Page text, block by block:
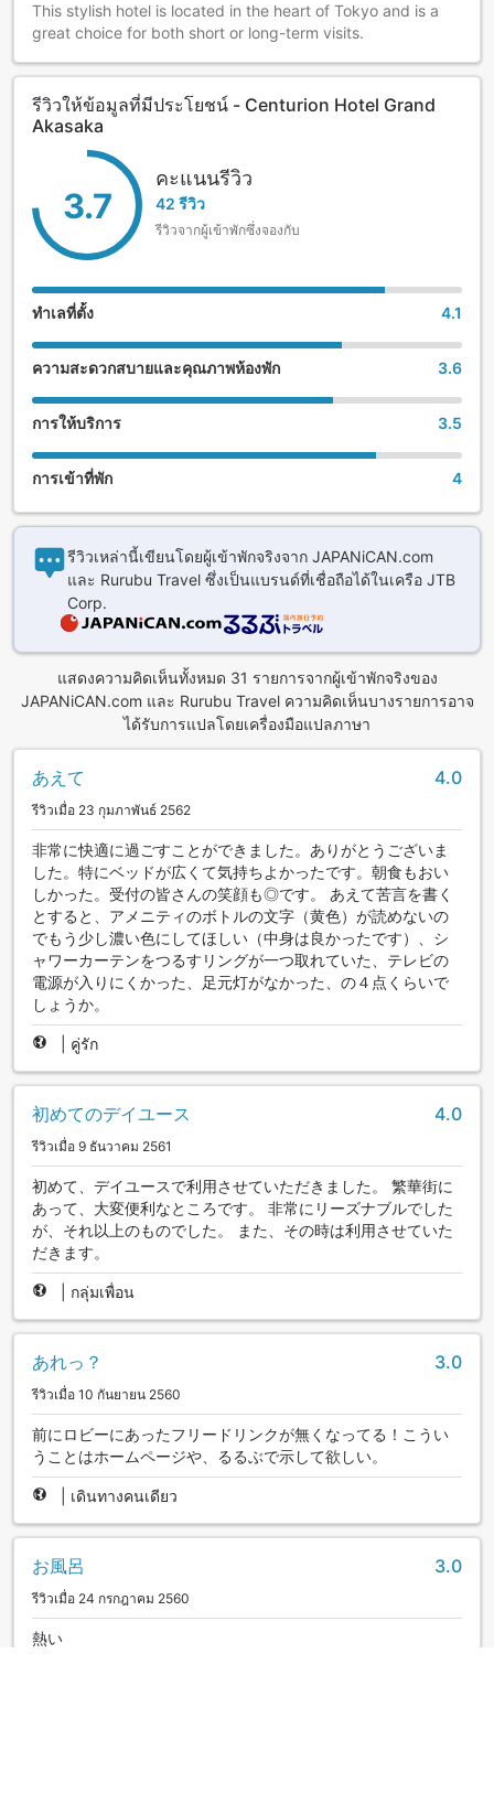
This stylish hotel is located in the heart of Tokyo and is a
great choice for both short or long-term visits.
รีวิวให้ข้อมูลที่มีประโยชน์ - Centurion Hotel Grand
Akasaka
3.7
คะแนนรีวิว
42 รีวิว
รีวิวจากผู้เข้าพักซึ่งจองกับ
ทำเลที่ตั้ง 4.1
ความสะดวกสบายและคุณภาพห้องพัก 3.6
การให้บริการ 3.5
การเข้าที่พัก 4
รีวิวเหล่านี้เขียนโดยผู้เข้าพักจริงจาก JAPANiCAN.com
และ Rurubu Travel ซึ่งเป็นแบรนด์ที่เชื่อถือได้ในเครือ JTB
Corp.
แสดงความคิดเห็นทั้งหมด 31 รายการจากผู้เข้าพักจริงของ
JAPANiCAN.com และ Rurubu Travel ความคิดเห็นบางรายการอาจ
ได้รับการแปลโดยเครื่องมือแปลภาษา
あえて 4.0
รีวิวเมื่อ 23 กุมภาพันธ์ 2562
非常に快適に過ごすことができました。ありがとうございま
した。特にベッドが広くて気持ちよかったです。朝食もおい
しかった。受付の皆さんの笑顔も◎です。 あえて苦言を書く
とすると、アメニティのボトルの文字（黄色）が読めないの
でもう少し濃い色にしてほしい（中身は良かったです）、シ
ャワーカーテンをつるすリングが一つ取れていた、テレビの
電源が入りにくかった、足元灯がなかった、の４点くらいで
しょうか。
คู่รัก
初めてのデイユース 4.0
รีวิวเมื่อ 9 ธันวาคม 2561
初めて、デイユースで利用させていただきました。 繁華街に
あって、大変便利なところです。 非常にリーズナブルでした
が、それ以上のものでした。 また、その時は利用させていた
だきます。
กลุ่มเพื่อน
あれっ？ 3.0
รีวิวเมื่อ 10 กันยายน 2560
前にロビーにあったフリードリンクが無くなってる！こうい
うことはホームページや、るるぶで示して欲しい。
เดินทางคนเดียว
お風呂 3.0
รีวิวเมื่อ 24 กรกฎาคม 2560
熱い